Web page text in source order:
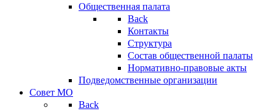
Общественная палата
Back
Контакты
Структура
Состав общественной палаты
Нормативно-правовые акты
Подведомственные организации
Совет МО
Back